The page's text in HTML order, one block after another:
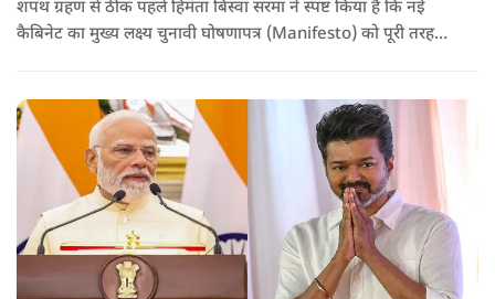
शपथ ग्रहण से ठीक पहले हिमंता बिस्वा सरमा ने स्पष्ट किया है कि नई
कैबिनेट का मुख्य लक्ष्य चुनावी घोषणापत्र (Manifesto) को पूरी तरह